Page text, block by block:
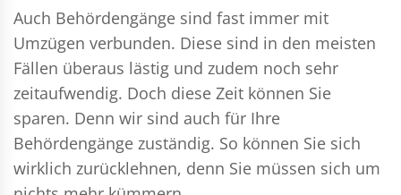
Auch Behördengänge sind fast immer mit
Umzügen verbunden. Diese sind in den meisten
Fällen überaus lästig und zudem noch sehr
zeitaufwendig. Doch diese Zeit können Sie
sparen. Denn wir sind auch für Ihre
Behördengänge zuständig. So können Sie sich
wirklich zurücklehnen, denn Sie müssen sich um